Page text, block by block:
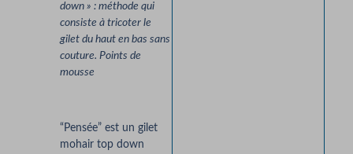
down » : méthode qui
consiste à tricoter le
gilet du haut en bas sans
couture. Points de
mousse
“Pensée” est un gilet
mohair top down